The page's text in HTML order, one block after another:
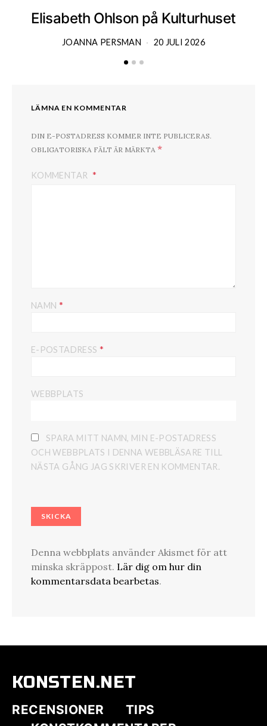
Elisabeth Ohlson på Kulturhuset
JOANNA PERSMAN 20 JULI 2026
LÄMNA EN KOMMENTAR
DIN E-POSTADRESS KOMMER INTE PUBLICERAS.
OBLIGATORISKA FÄLT ÄR MÄRKTA *
KOMMENTAR
NAMN *
E-POSTADRESS *
WEBBPLATS
SPARA MITT NAMN, MIN E-POSTADRESS
OCH WEBBPLATS I DENNA WEBBLÄSARE TILL
NÄSTA GÅNG JAG SKRIVER EN KOMMENTAR.
Denna webbplats använder Akismet för att
minska skräppost. Lär dig om hur din
kommentarsdata bearbetas.
KONSTEN.NET
RECENSIONER
TIPS